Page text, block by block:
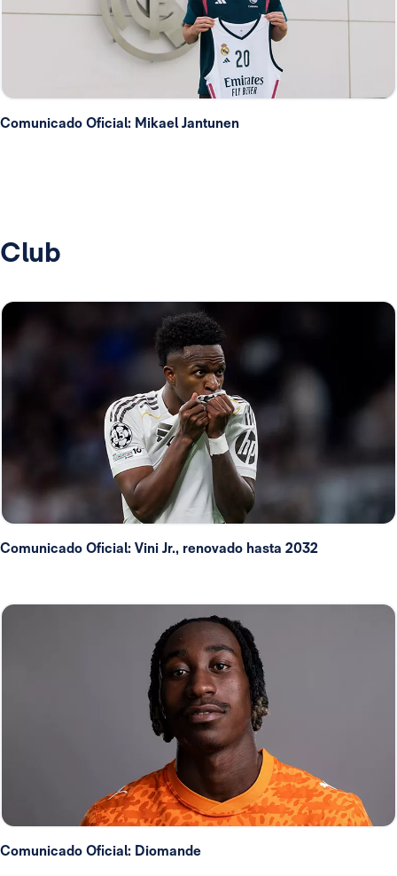
Comunicado Oficial: Mikael Jantunen
Club
Comunicado Oficial: Vini Jr., renovado hasta 2032
Comunicado Oficial: Diomande